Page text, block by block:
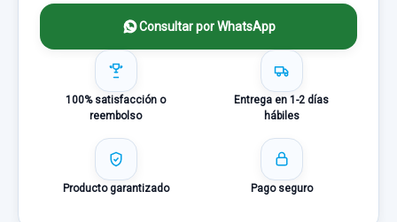
Consultar por WhatsApp
100% satisfacción o
reembolso
Entrega en 1-2 días
hábiles
Producto garantizado Pago seguro